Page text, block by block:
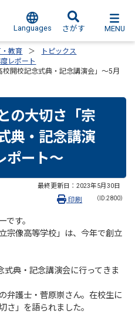
Languages さがす MENU
教育
トピックス
レポート
開校記念式典・記念講演会」～5月
の大切さ「宗
典・記念講演
ポート～
最終更新日： 2023年5月30日
（ID:2800）
印刷
です。
宗像高等学校」は、今年で創立
典・記念講演会に行ってきま
弁護士・菅原崇さん。在校生に
さ」を語られました。